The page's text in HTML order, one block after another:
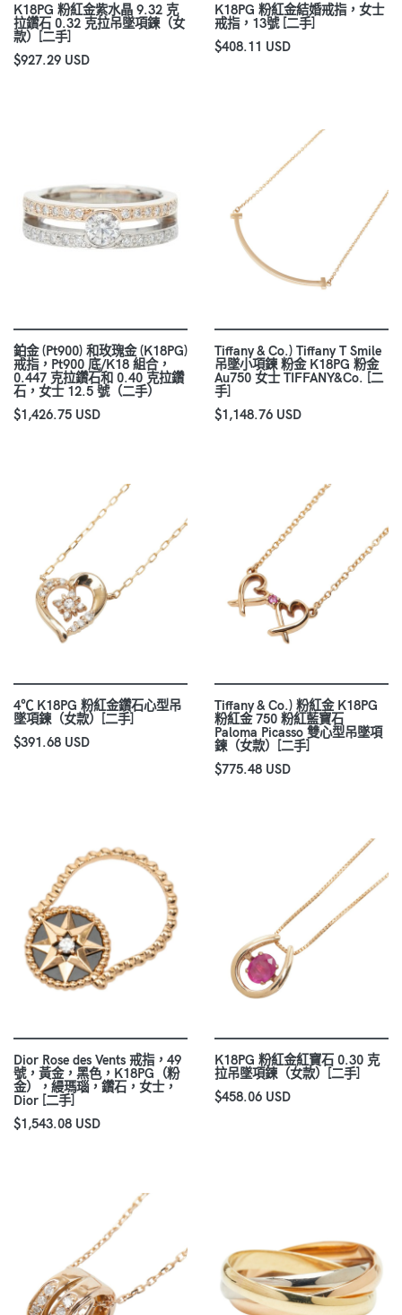
K18PG 粉紅金紫水晶 9.32 克
拉鑽石 0.32 克拉吊墜項鍊（女
款）[二手]
$927.29 USD
K18PG 粉紅金結婚戒指，女士
戒指，13號 [二手]
$408.11 USD
鉑金 (Pt900) 和玫瑰金 (K18PG)
戒指，Pt900 底/K18 組合，
0.447 克拉鑽石和 0.40 克拉鑽
石，女士 12.5 號（二手）
$1,426.75 USD
Tiffany & Co.) Tiffany T Smile
吊墜小項鍊 粉金 K18PG 粉金
Au750 女士 TIFFANY&Co. [二
手]
$1,148.76 USD
4℃ K18PG 粉紅金鑽石心型吊
墜項鍊（女款）[二手]
$391.68 USD
Tiffany & Co.) 粉紅金 K18PG
粉紅金 750 粉紅藍寶石
Paloma Picasso 雙心型吊墜項
鍊（女款）[二手]
$775.48 USD
Dior Rose des Vents 戒指，49
號，黃金，黑色，K18PG（粉
金），縵瑪瑙，鑽石，女士，
Dior [二手]
$1,543.08 USD
K18PG 粉紅金紅寶石 0.30 克
拉吊墜項鍊（女款）[二手]
$458.06 USD